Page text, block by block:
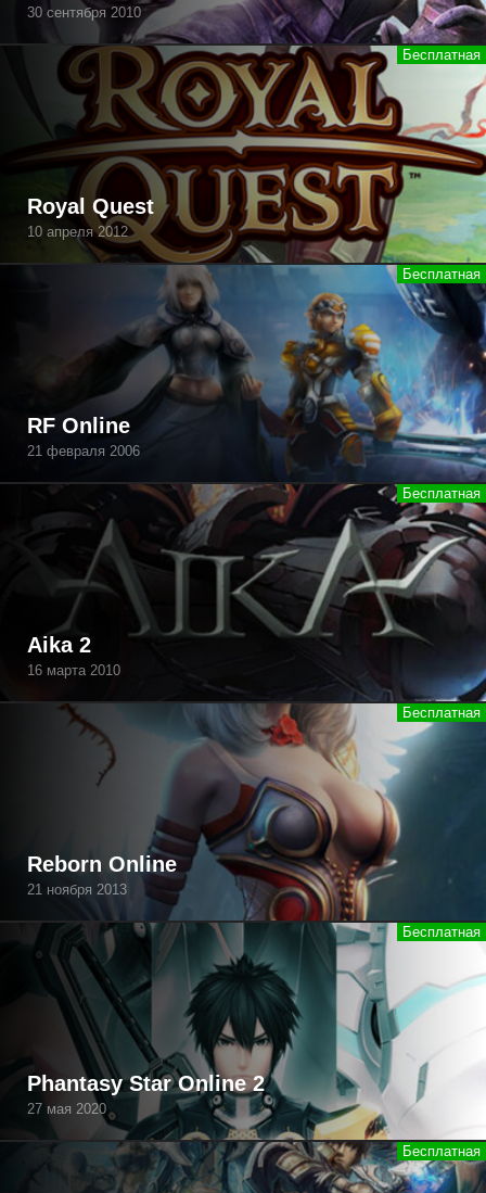
30 сентября 2010
Royal Quest
10 апреля 2012
RF Online
21 февраля 2006
Aika 2
16 марта 2010
Reborn Online
21 ноября 2013
Phantasy Star Online 2
27 мая 2020